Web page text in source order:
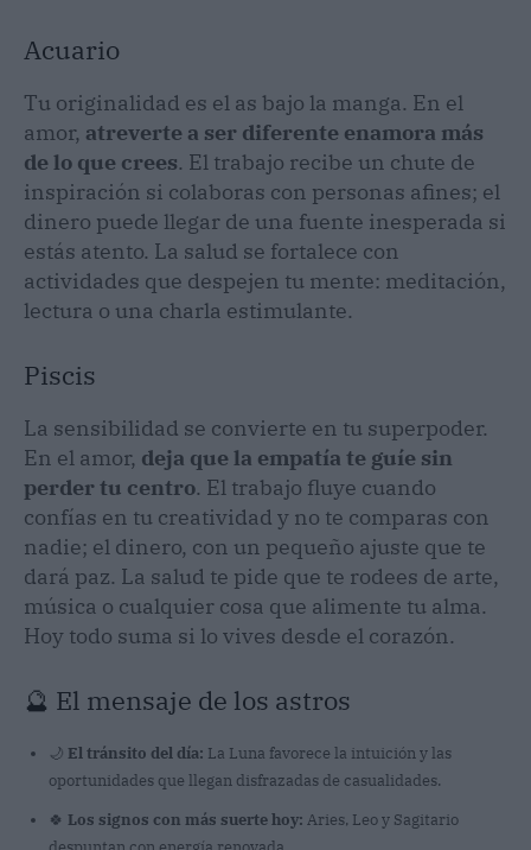
Acuario
Tu originalidad es el as bajo la manga. En el
amor, atreverte a ser diferente enamora más
de lo que crees. El trabajo recibe un chute de
inspiración si colaboras con personas afines; el
dinero puede llegar de una fuente inesperada si
estás atento. La salud se fortalece con
actividades que despejen tu mente: meditación,
lectura o una charla estimulante.
Piscis
La sensibilidad se convierte en tu superpoder.
En el amor, deja que la empatía te guíe sin
perder tu centro. El trabajo fluye cuando
confías en tu creatividad y no te comparas con
nadie; el dinero, con un pequeño ajuste que te
dará paz. La salud te pide que te rodees de arte,
música o cualquier cosa que alimente tu alma.
Hoy todo suma si lo vives desde el corazón.
🔮 El mensaje de los astros
🌙 El tránsito del día: La Luna favorece la intuición y las
oportunidades que llegan disfrazadas de casualidades.
🍀 Los signos con más suerte hoy: Aries, Leo y Sagitario